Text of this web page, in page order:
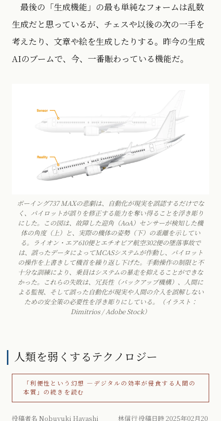
最後の「生成機能」の最も単純なフォームは乱数
生成だと思っているが、チェスや以後の次の一手を
考えたり、文章や絵を生成したりする。昨今の生成
AIのブームで、今、一番賑わっている機能だ。
ボーイング737 MAXの悲劇は、自動化が現実を誤認するだけでな
く、パイロットが誤りを修正する能力を奪い得ることを浮き彫り
にした。この図は、故障した迎角（AoA）センサーが検知した機
体の角度（上）と、実際の機体の姿勢（下）の乖離を示してい
る。ライオン・エア610便とエチオピア航空302便の墜落事故で
は、誤ったデータによってMCASシステムが作動し、パイロット
の操作を上書きして機首を繰り返し下げた。手動操作の制限と不
十分な訓練により、乗員はシステムの暴走を抑えることができな
かった。これらの失敗は、冗長性（バックアップ機構）、人間に
よる監視、そして誤った自動化が現実や人間の介入を誤解しない
ための安全策の必要性を浮き彫りにしている。（イラスト：
Dimitrios / Adobe Stock）
人類を弱くするテクノロジー
「利便性という幻想 ―デジタルの効率が侵食する人間の
本質」の続きを読む
投稿者名 Nobuyuki Hayashi 林信行 投稿日時 2025年02月20